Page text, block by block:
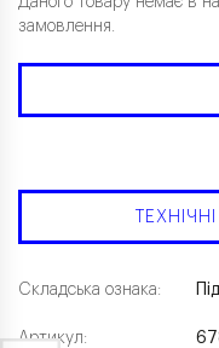
замовлення.
Складська ознака:
Артикул: